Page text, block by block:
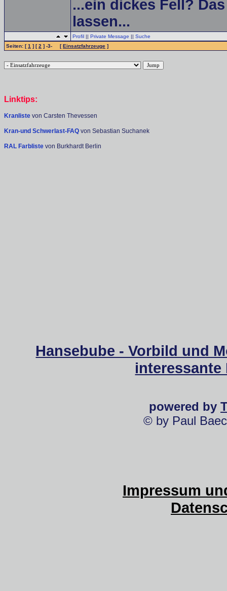
...ein dickes Fell?
lassen...
Profil || Private Message || Suche
Seiten: [1 ] [2 ] -3- [Einsatzfahrzeuge ]
Linktips:
Kranliste von Carsten Thevessen
Kran-und Schwerlast-FAQ von Sebastian Suchanek
RAL Farbliste von Burkhardt Berlin
Hansebube - Vorbild und
interessante
powered by
© by Paul
Impressum